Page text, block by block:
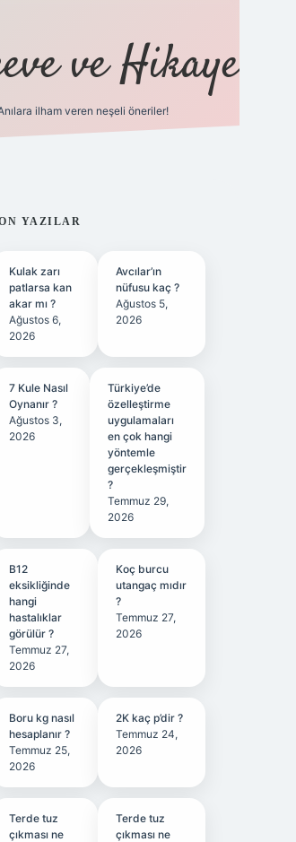
ve Hikaye
ilham veren neşeli öneriler!
YAZILAR
Kulak zarı
patlarsa kan
akar mı ?
Ağustos 6,
2026
Avcılar’ın
nüfusu kaç ?
Ağustos 5,
2026
7 Kule Nasıl
Oynanır ?
Ağustos 3,
2026
Türkiye’de
özelleştirme
uygulamaları
en çok hangi
yöntemle
gerçekleşmiştir
?
Temmuz 29,
2026
B12
eksikliğinde
hangi
hastalıklar
görülür ?
Temmuz 27,
2026
Koç burcu
utangaç mıdır
?
Temmuz 27,
2026
Boru kg nasıl
hesaplanır ?
Temmuz 25,
2026
2K kaç p’dir ?
Temmuz 24,
2026
Terde tuz
çıkması ne
Terde tuz
çıkması ne